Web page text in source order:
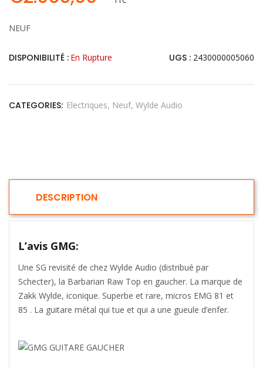
NEUF
DISPONIBILITÉ : En Rupture UGS : 2430000005060
CATEGORIES: Electriques Neuf Wylde Audio
DESCRIPTION
L’avis GMG:
Une SG revisité de chez Wylde Audio (distribué par
Schecter), la Barbarian Raw Top en gaucher. La marque de
Zakk Wylde, iconique. Superbe et rare, micros EMG 81 et
85 . La guitare métal qui tue et qui a une gueule d’enfer.